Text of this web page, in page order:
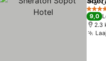
Jaa
5
9,0
2.3